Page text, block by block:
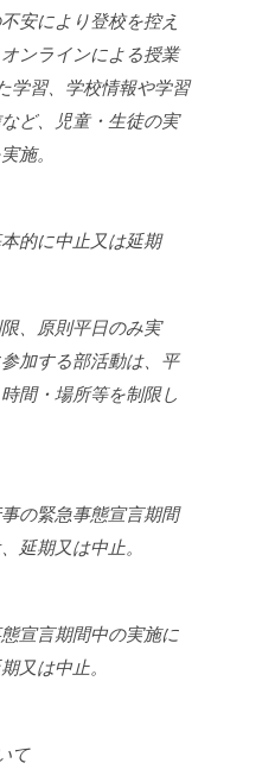
安により登校を控え
ンラインによる授業
学習、学校情報や学習
ど、児童・生徒の実
施。
的に中止又は延期
、原則平日のみ実
加する部活動は、平
間・場所等を制限し
の緊急事態宣言期間
延期又は中止。
宣言期間中の実施に
又は中止。
て